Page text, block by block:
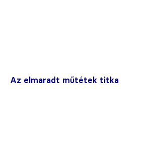
Az elmaradt műtétek titka